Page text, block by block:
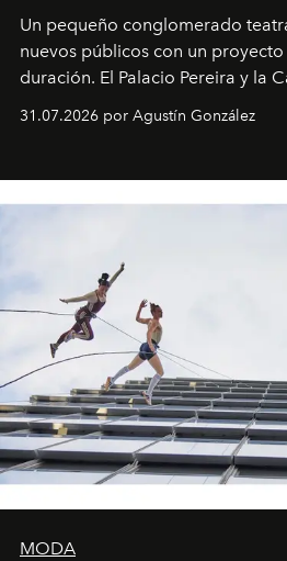
Un pequeño conglomerado
nuevos públicos con un
duración. El Palacio Pereira y la
son algunos de los lugares que
miniobras. Sus puestas en
31.07.2026 por Agustín González
MODA